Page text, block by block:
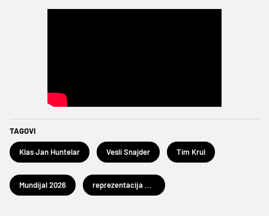
TAGOVI
Klas Jan Huntelar Vesli Snajder Tim Krul
Mundijal 2026